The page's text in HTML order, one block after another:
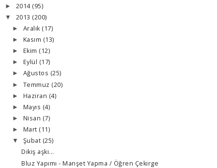
► 2014 (95)
▼ 2013 (200)
► Aralık (17)
► Kasım (13)
► Ekim (12)
► Eylül (17)
► Ağustos (25)
► Temmuz (20)
► Haziran (4)
► Mayıs (4)
► Nisan (7)
► Mart (11)
▼ Şubat (25)
Dikiş aşkı...
Bluz Yapımı - Manşet Yapma / Öğren Çekirge